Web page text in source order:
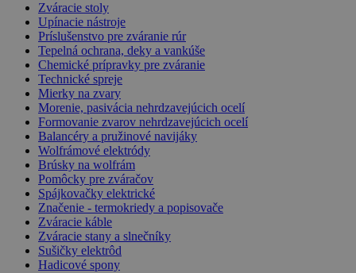
Zváracie stoly
Upínacie nástroje
Príslušenstvo pre zváranie rúr
Tepelná ochrana, deky a vankúše
Chemické prípravky pre zváranie
Technické spreje
Mierky na zvary
Morenie, pasivácia nehrdzavejúcich ocelí
Formovanie zvarov nehrdzavejúcich ocelí
Balancéry a pružinové navijáky
Wolfrámové elektródy
Brúsky na wolfrám
Pomôcky pre zváračov
Spájkovačky elektrické
Značenie - termokriedy a popisovače
Zváracie káble
Zváracie stany a slnečníky
Sušičky elektrôd
Hadicové spony